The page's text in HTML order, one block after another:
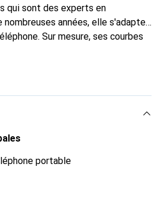
qui sont des experts en
nombreuses années, elle s'adapte
Sur mesure, ses courbes
et indispensable pour votre
la marque Noreve est un choix
portable